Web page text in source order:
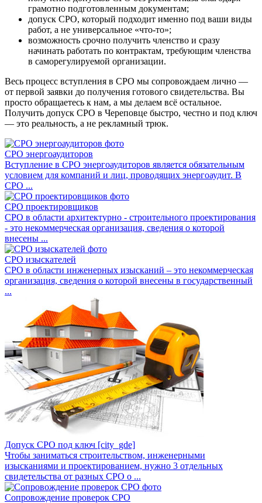
грамотно подготовленным документам;
допуск СРО, который подходит именно под ваши виды
работ, а не универсальное «что-то»;
возможность срочно получить членство и сразу
начинать работать по контрактам, требующим членства
в саморегулируемой организации.
Весь процесс вступления в СРО мы сопровождаем лично —
от первой заявки до получения готового свидетельства. Вы
просто обращаетесь к нам, а мы делаем всё остальное.
Получить допуск СРО в Череповце быстро, честно и под ключ
— это реальность, а не рекламный трюк.
СРО энергоаудиторов
Вступление в СРО энергоаудиторов является обязательным
условием для компаний и лиц, проводящих энергоаудит. В
СРО ...
СРО проектировщиков
СРО в области архитектурно - строительного проектирования
- это некоммерческая организация, сведения о которой
внесены ...
СРО изыскателей
СРО в области инженерных изысканий – это некоммерческая
организация, сведения о которой внесены в государственный
...
Допуск СРО под ключ [city_gde]
Чтобы заниматься строительством, инженерными
изысканиями и проектированием, нужно 3 отдельных
свидетельства от разных СРО о ...
Сопровождение проверок СРО